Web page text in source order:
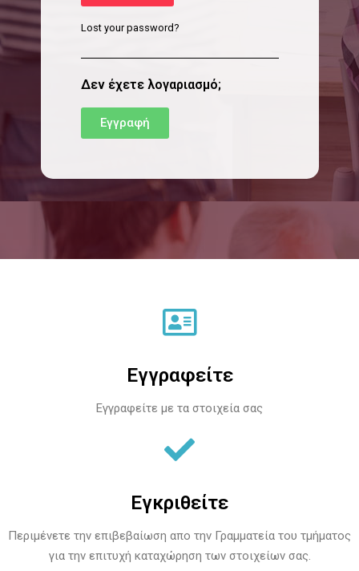
Lost your password?
Δεν έχετε λογαριασμό;
Εγγραφή
Εγγραφείτε
Εγγραφείτε με τα στοιχεία σας
Εγκριθείτε
Περιμένετε την επιβεβαίωση απο την Γραμματεία του τμήματος
για την επιτυχή καταχώρηση των στοιχείων σας.